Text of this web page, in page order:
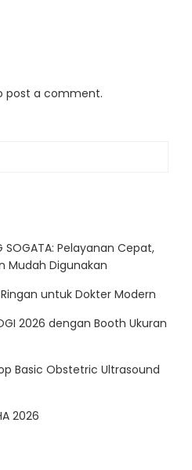
post a comment.
Pelayanan Cepat,
Mudah Digunakan
untuk Dokter Modern
2026 dengan Booth Ukuran
Basic Obstetric Ultrasound
2026